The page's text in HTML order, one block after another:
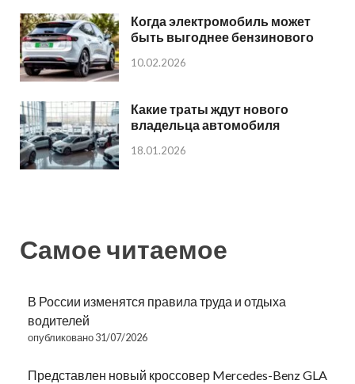
Когда электромобиль может
быть выгоднее бензинового
10.02.2026
Какие траты ждут нового
владельца автомобиля
18.01.2026
Самое читаемое
В России изменятся правила труда и отдыха
водителей
опубликовано 31/07/2026
Представлен новый кроссовер Mercedes-Benz GLA